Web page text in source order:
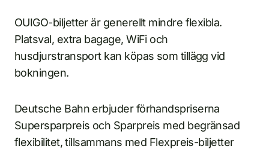
OUIGO-biljetter är generellt mindre flexibla.
Platsval, extra bagage, WiFi och
husdjurstransport kan köpas som tillägg vid
bokningen.
Deutsche Bahn erbjuder förhandspriserna
Supersparpreis och Sparpreis med begränsad
flexibilitet, tillsammans med Flexpreis-biljetter